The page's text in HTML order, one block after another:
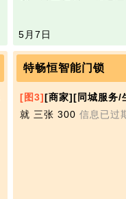
5月7日
特畅恒智能门锁
[图3][商家][同城服务/
就 三张 300 信息已过